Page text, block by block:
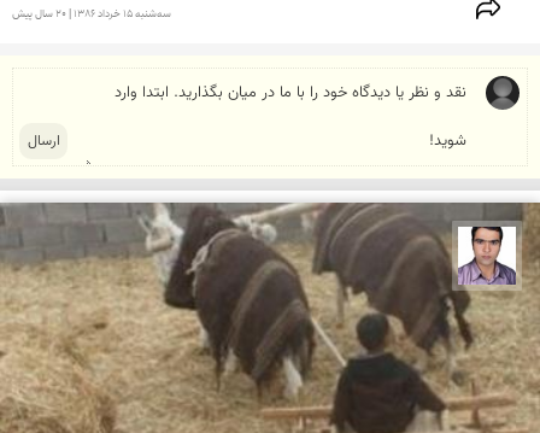
سه‌شنبه 15 خرداد 1386 | 20 سال پیش
حسن صفری